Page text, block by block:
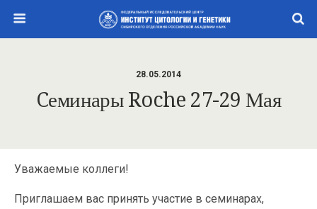
28.05.2014
Cеминары Roche 27-29 Мая
Уважаемые коллеги!
Приглашаем вас принять участие в семинарах,